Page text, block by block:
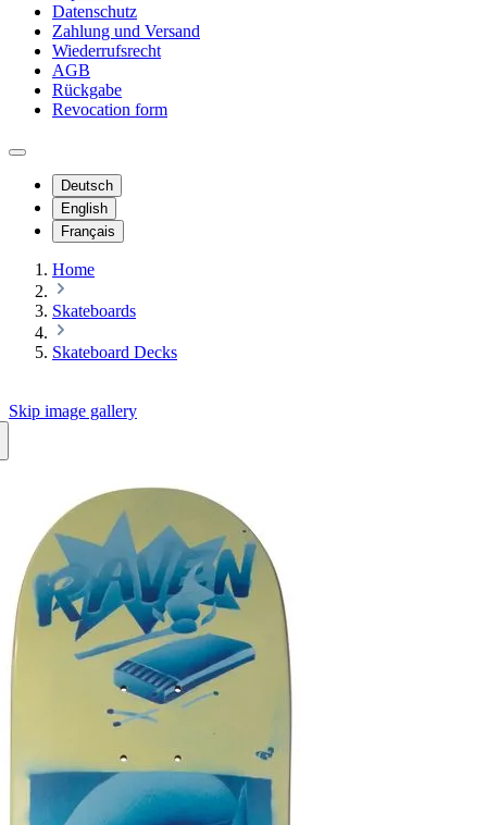
Datenschutz
Zahlung und Versand
Wiederrufsrecht
AGB
Rückgabe
Revocation form
Deutsch
English
Français
Home
Skateboards
Skateboard Decks
Skip image gallery